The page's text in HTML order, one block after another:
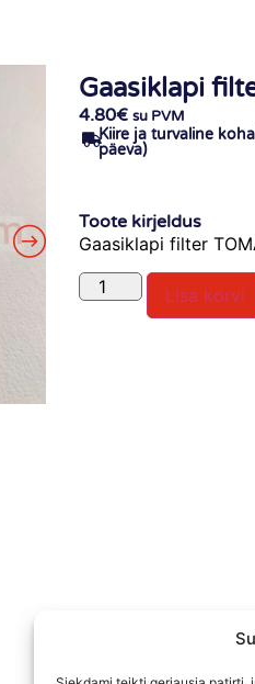
Gaasiklapi
4.80€ su PVM
Kiire ja turvaline
päeva)
Toote kirjeldus
Gaasiklapi filter
Lisa korvi